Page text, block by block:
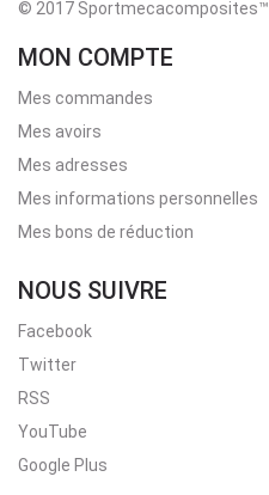
© 2017 Sportmecacomposites™
MON COMPTE
Mes commandes
Mes avoirs
Mes adresses
Mes informations personnelles
Mes bons de réduction
NOUS SUIVRE
Facebook
Twitter
RSS
YouTube
Google Plus